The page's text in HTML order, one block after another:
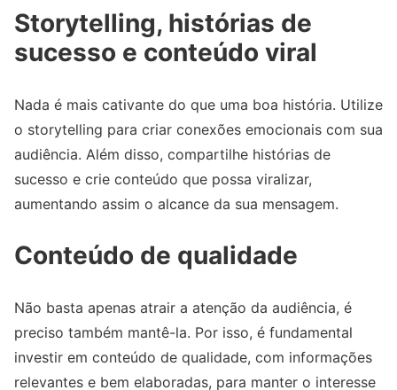
Storytelling, histórias de
sucesso e conteúdo viral
Nada é mais cativante do que uma boa história. Utilize
o storytelling para criar conexões emocionais com sua
audiência. Além disso, compartilhe histórias de
sucesso e crie conteúdo que possa viralizar,
aumentando assim o alcance da sua mensagem.
Conteúdo de qualidade
Não basta apenas atrair a atenção da audiência, é
preciso também mantê-la. Por isso, é fundamental
investir em conteúdo de qualidade, com informações
relevantes e bem elaboradas, para manter o interesse